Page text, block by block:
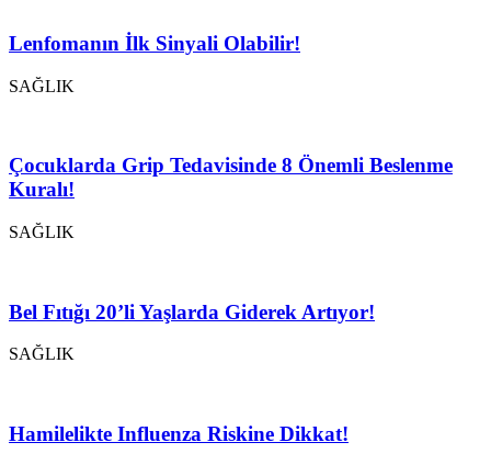
Lenfomanın İlk Sinyali Olabilir!
SAĞLIK
Çocuklarda Grip Tedavisinde 8 Önemli Beslenme
Kuralı!
SAĞLIK
Bel Fıtığı 20’li Yaşlarda Giderek Artıyor!
SAĞLIK
Hamilelikte Influenza Riskine Dikkat!